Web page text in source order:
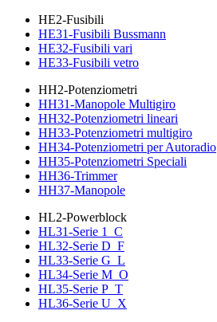
HE2-Fusibili
HE31-Fusibili Bussmann
HE32-Fusibili vari
HE33-Fusibili vetro
HH2-Potenziometri
HH31-Manopole Multigiro
HH32-Potenziometri lineari
HH33-Potenziometri multigiro
HH34-Potenziometri per Autoradio
HH35-Potenziometri Speciali
HH36-Trimmer
HH37-Manopole
HL2-Powerblock
HL31-Serie 1_C
HL32-Serie D_F
HL33-Serie G_L
HL34-Serie M_O
HL35-Serie P_T
HL36-Serie U_X